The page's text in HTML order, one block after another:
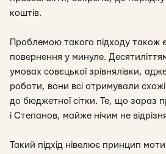
коштів.
Проблемою такого підходу також
повернення у минуле.
умовах совєцької зрівнялівки,
роботи, вони всі отримували
до бюджетної сітки. Те, що зараз
і Степанов, майже нічим не
Такий підхід нівелює принцип